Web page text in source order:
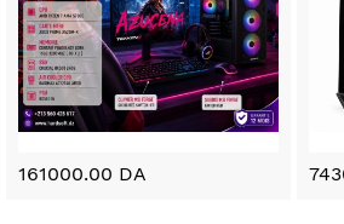
161000.00 DA